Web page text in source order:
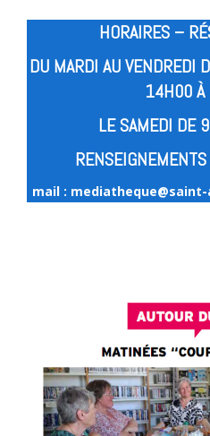
HORAIRES –
DU MARDI AU
14H00
LE SAMEDI DE
mail :